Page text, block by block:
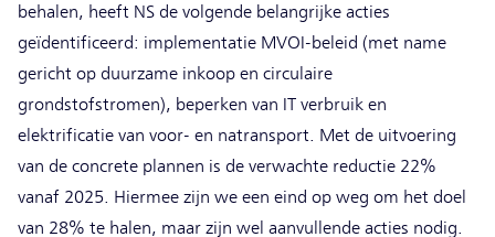
behalen, heeft NS de volgende belangrijke acties
geïdentificeerd: implementatie MVOI-beleid (met name
gericht op duurzame inkoop en circulaire
grondstofstromen), beperken van IT verbruik en
elektrificatie van voor- en natransport. Met de uitvoering
van de concrete plannen is de verwachte reductie 22%
vanaf 2025. Hiermee zijn we een eind op weg om het doel
van 28% te halen, maar zijn wel aanvullende acties nodig.